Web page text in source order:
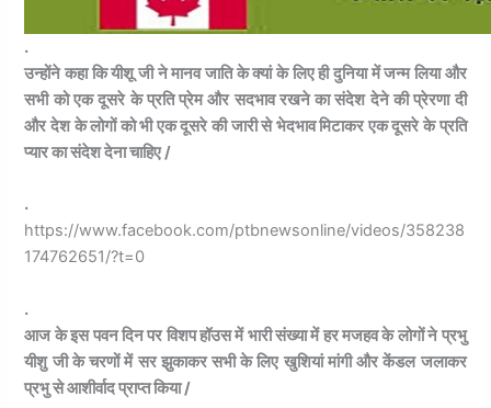
.
उन्होंने कहा कि यीशू जी ने मानव जाति के क्यां के लिए ही दुनिया में जन्म लिया और
सभी को एक दूसरे के प्रति प्रेम और सदभाव रखने का संदेश देने की प्रेरणा दी
और देश के लोगों को भी एक दूसरे की जारी से भेदभाव मिटाकर एक दूसरे के प्रति
प्यार का संदेश देना चाहिए /
.
https://www.facebook.com/ptbnewsonline/videos/358238
174762651/?t=0
.
आज के इस पवन दिन पर विशप हॉउस में भारी संख्या में हर मजहव के लोगों ने प्रभु
यीशु जी के चरणों में सर झुकाकर सभी के लिए खुशियां मांगी और केंडल जलाकर
प्रभु से आशीर्वाद प्राप्त किया /